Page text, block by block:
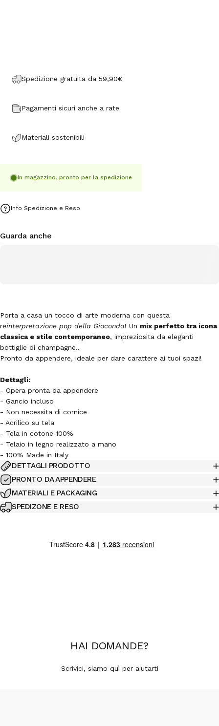
Spedizione gratuita da 59,90€
Pagamenti sicuri anche a rate
Materiali sostenibili
In magazzino, pronto per la spedizione
Info Spedizione e Reso
Guarda anche
Porta a casa un tocco di arte moderna con questa
reinterpretazione pop della Gioconda! Un mix perfetto tra icona
classica e stile contemporaneo, impreziosita da eleganti
bottiglie di champagne..
Pronto da appendere, ideale per dare carattere ai tuoi spazi!
Dettagli:
- Opera pronta da appendere
- Gancio incluso
- Non necessita di cornice
- Acrilico su tela
- Tela in cotone 100%
- Telaio in legno realizzato a mano
- 100% Made in Italy
DETTAGLI PRODOTTO
PRONTO DA APPENDERE
MATERIALI E PACKAGING
SPEDIZONE E RESO
HAI DOMANDE?
Scrivici, siamo quì per aiutarti